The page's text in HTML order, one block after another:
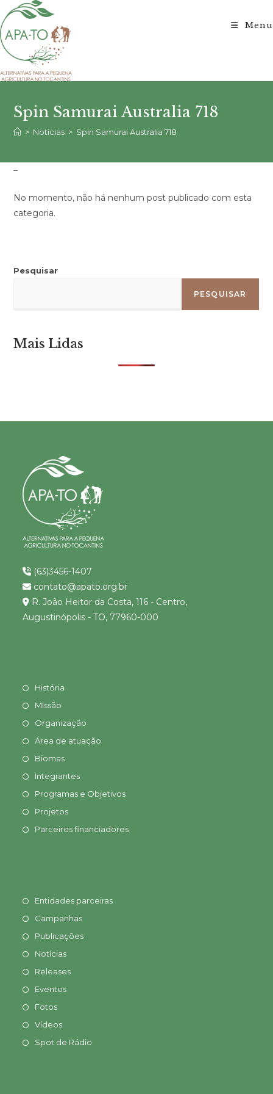
para
o
conteúdo
Menu
Spin Samurai Australia 718
> Notícias > Spin Samurai Australia 718
–
No momento, não há nenhum post publicado com esta
categoria.
Pesquisar
PESQUISAR
Mais Lidas
(63)3456-1407
contato@apato.org.br
R. João Heitor da Costa, 116 - Centro,
Augustinópolis - TO, 77960-000
História
MIssão
Organização
Área de atuação
Biomas
Integrantes
Programas e Objetivos
Projetos
Parceiros financiadores
Entidades parceiras
Campanhas
Publicações
Notícias
Releases
Eventos
Fotos
Vídeos
Spot de Rádio